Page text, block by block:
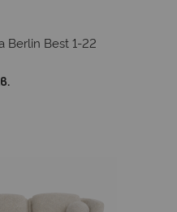
Berlin Best 1-22